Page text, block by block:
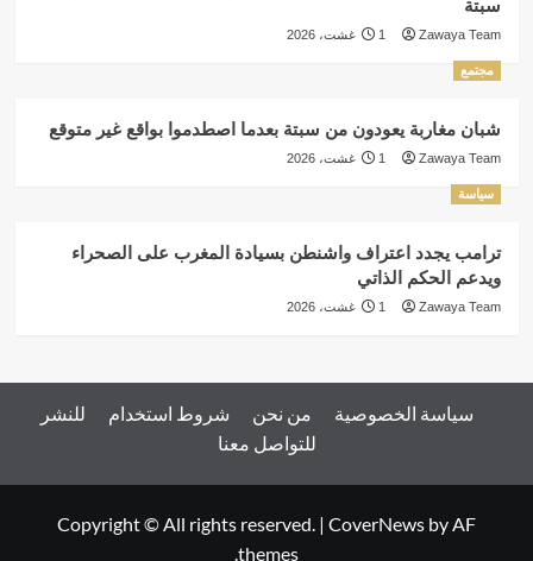
سبتة
Zawaya Team 1 غشت، 2026
مجتمع
شبان مغاربة يعودون من سبتة بعدما اصطدموا بواقع غير متوقع
Zawaya Team 1 غشت، 2026
سياسة
ترامب يجدد اعتراف واشنطن بسيادة المغرب على الصحراء
ويدعم الحكم الذاتي
Zawaya Team 1 غشت، 2026
سياسة الخصوصية من نحن شروط استخدام
للنشر
للتواصل معنا
Copyright © All rights reserved. | CoverNews by AF
themes.